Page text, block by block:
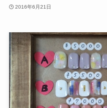
2016年6月21日